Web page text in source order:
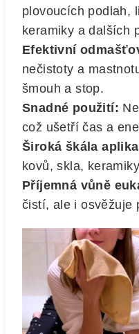
plovoucích podlah,
keramiky a dalších
Efektivní
nečistoty a
šmouh a stop.
Snadné použití:
což ušetří čas a
Široká škála
kovů, skla,
Příjemná vůně
čistí, ale i osvěžuje